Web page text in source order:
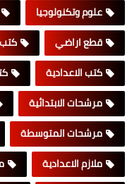
علوم وتكنولوجيا
قطع اراضي
كتب
كتب الاعدادية
مرشحات الابتدائية
مرشحات المتوسطة
ملازم الاعدادية